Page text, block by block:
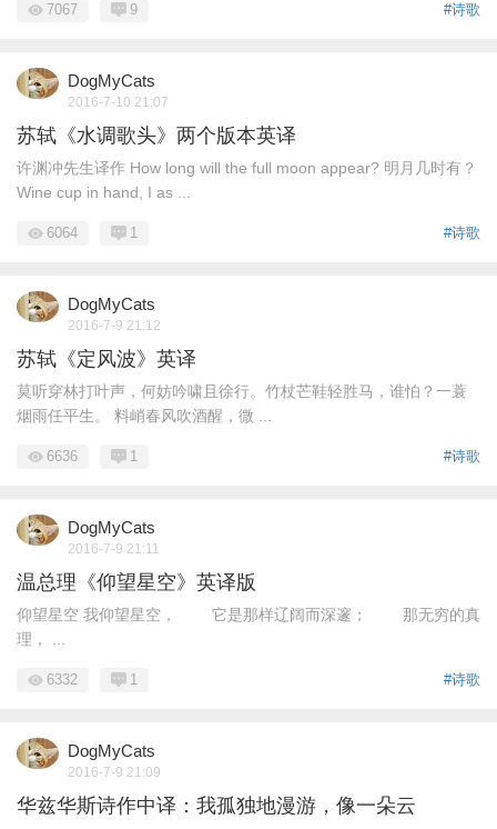
#诗歌
7067 9
DogMyCats
2016-7-10 21:07
苏轼《水调歌头》两个版本英译
许渊冲先生译作 How long will the full moon appear? 明月几时有？
Wine cup in hand, I as ...
#诗歌
6064 1
DogMyCats
2016-7-9 21:12
苏轼《定风波》英译
莫听穿林打叶声，何妨吟啸且徐行。竹杖芒鞋轻胜马，谁怕？一蓑
烟雨任平生。 料峭春风吹酒醒，微 ...
#诗歌
6636 1
DogMyCats
2016-7-9 21:11
温总理《仰望星空》英译版
仰望星空 我仰望星空， 它是那样辽阔而深邃； 那无穷的真
理， ...
#诗歌
6332 1
DogMyCats
2016-7-9 21:09
华兹华斯诗作中译：我孤独地漫游，像一朵云